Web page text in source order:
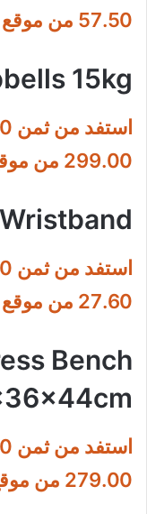
57.50 من موقع Noon
15kg
299.00 من موقع Noon
27.60 من موقع Noon
Bench
279.00 من موقع Noon